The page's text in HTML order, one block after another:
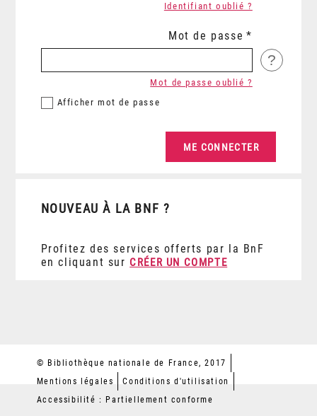
Identifiant oublié ?
Mot de passe
?
Afficher mot de passe
Mot de passe oublié ?
NOUVEAU À LA BNF ?
Profitez des services offerts par la BnF
en cliquant sur CRÉER UN COMPTE
© Bibliothèque nationale de France, 2017
Mentions légales
Conditions d'utilisation
Accessibilité : Partiellement conforme